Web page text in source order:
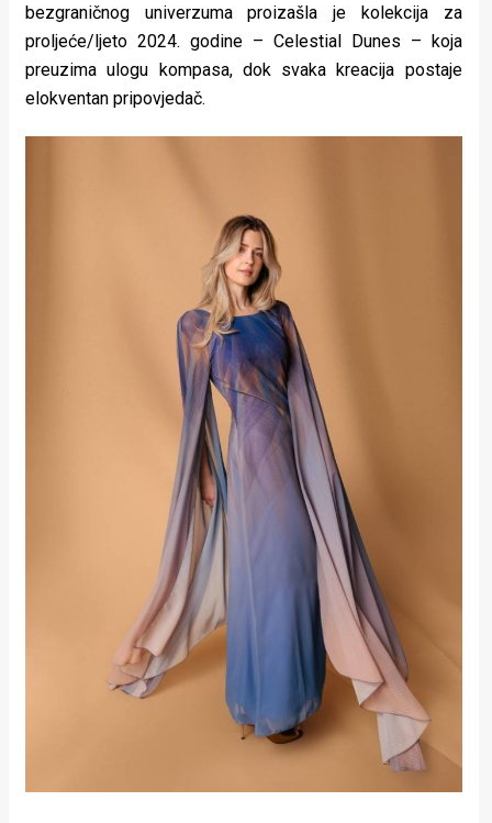
Urban
Places
bezgraničnog univerzuma proizašla je kolekcija za
proljeće/ljeto 2024. godine – Celestial Dunes – koja
preuzima ulogu kompasa, dok svaka kreacija postaje
elokventan pripovjedač.